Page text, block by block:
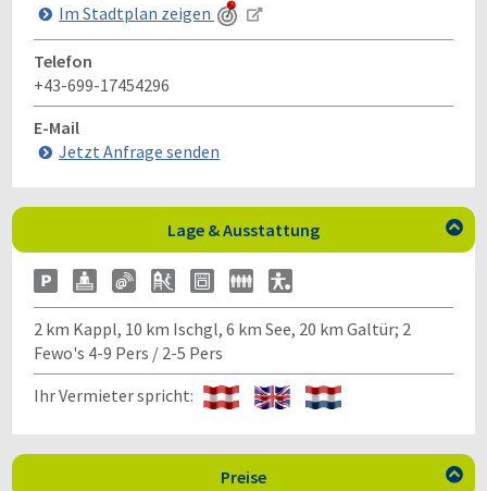
Im Stadtplan zeigen
Telefon
+43-699-17454296
E-Mail
Jetzt Anfrage senden
Lage & Ausstattung 
2 km Kappl, 10 km Ischgl, 6 km See, 20 km Galtür; 2
Fewo's 4-9 Pers / 2-5 Pers
Ihr Vermieter spricht:
Preise 